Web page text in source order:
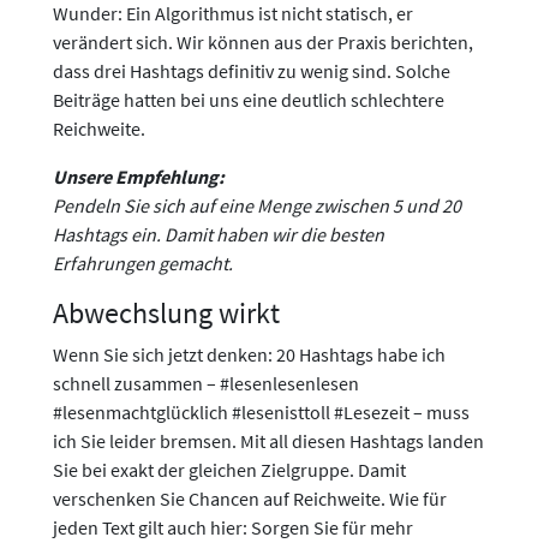
Wunder: Ein Algorithmus ist nicht statisch, er
verändert sich. Wir können aus der Praxis berichten,
dass drei Hashtags definitiv zu wenig sind. Solche
Beiträge hatten bei uns eine deutlich schlechtere
Reichweite.
Unsere Empfehlung:
Pendeln Sie sich auf eine Menge zwischen 5 und 20
Hashtags ein. Damit haben wir die besten
Erfahrungen gemacht.
Abwechslung wirkt
Wenn Sie sich jetzt denken: 20 Hashtags habe ich
schnell zusammen – #lesenlesenlesen
#lesenmachtglücklich #lesenisttoll #Lesezeit – muss
ich Sie leider bremsen. Mit all diesen Hashtags landen
Sie bei exakt der gleichen Zielgruppe. Damit
verschenken Sie Chancen auf Reichweite. Wie für
jeden Text gilt auch hier: Sorgen Sie für mehr